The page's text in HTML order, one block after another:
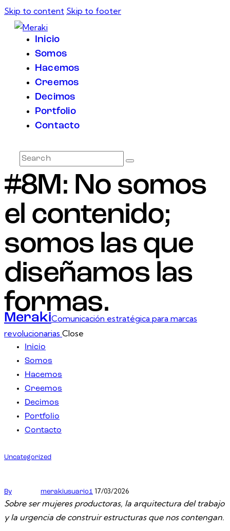
Skip to content Skip to footer
Inicio
Somos
Hacemos
Creemos
Decimos
Portfolio
Contacto
#8M: No somos
el contenido;
somos las que
diseñamos las
formas.
MerakiComunicación estratégica para marcas
revolucionarias Close
Inicio
Somos
Hacemos
Creemos
Decimos
Portfolio
Contacto
Uncategorized
By merakiusuario1 17/03/2026
Sobre ser mujeres productoras, la arquitectura del trabajo
y la urgencia de construir estructuras que nos contengan.